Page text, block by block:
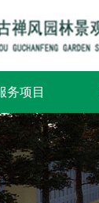
务项目